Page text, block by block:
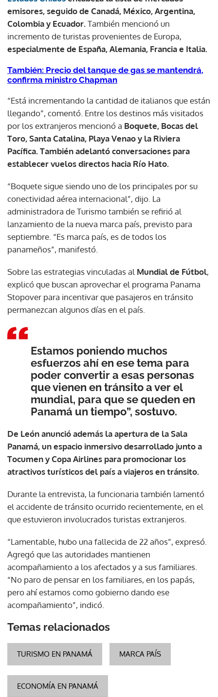
emisores, seguido de Canadá, México, Argentina,
Colombia y Ecuador.También mencionó un
incremento de turistas provenientes de Europa,
especialmente de España, Alemania, Francia e Italia.
También: Precio del tanque de gas se mantendrá,
confirma ministro Chapman
“Está incrementando la cantidad de italianos que están
llegando”, comentó. Entre los destinos más visitados
por los extranjeros mencionó a Boquete, Bocas del
Toro, Santa Catalina, Playa Venao y la Riviera
Pacífica. También adelantó conversaciones para
establecer vuelos directos hacia Río Hato.
“Boquete sigue siendo uno de los principales por su
conectividad aérea internacional”, dijo. La
administradora de Turismo también se refirió al
lanzamiento de la nueva marca país, previsto para
septiembre. “Es marca país, es de todos los
panameños”, manifestó.
Sobre las estrategias vinculadas al Mundial de Fútbol,
explicó que buscan aprovechar el programa Panama
Stopover para incentivar que pasajeros en tránsito
permanezcan algunos días en el país.
Estamos poniendo muchos
esfuerzos ahí en ese tema para
poder convertir a esas personas
que vienen en tránsito a ver el
mundial, para que se queden en
Panamá un tiempo”, sostuvo.
De León anunció además la apertura de la Sala
Panamá, un espacio inmersivo desarrollado junto a
Tocumen y Copa Airlines para promocionar los
atractivos turísticos del país a viajeros en tránsito.
Durante la entrevista, la funcionaria también lamentó
el accidente de tránsito ocurrido recientemente, en el
que estuvieron involucrados turistas extranjeros.
“Lamentable, hubo una fallecida de 22 años”, expresó.
Agregó que las autoridades mantienen
acompañamiento a los afectados y a sus familiares.
“No paro de pensar en los familiares, en los papás,
pero ahí estamos como gobierno dando ese
acompañamiento”, indicó.
Temas relacionados
TURISMO EN PANAMÁ MARCA PAÍS
ECONOMÍA EN PANAMÁ